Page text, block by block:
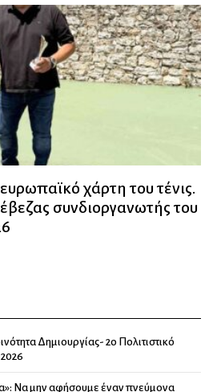
χάρτη του τένις.
συνδιοργανωτής του
Δημιουργίας- 2ο Πολιτιστικό
Να μην αφήσουμε έναν πνεύμονα